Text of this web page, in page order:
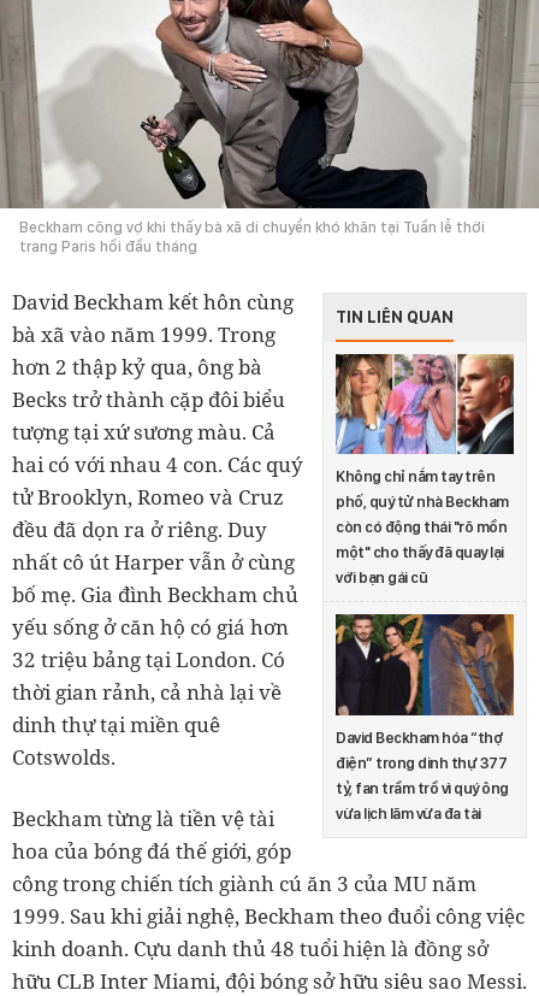
Beckham cõng vợ khi thấy bà xã di chuyển khó khăn tại Tuần lễ thời
trang Paris hồi đầu tháng
TIN LIÊN QUAN
Không chỉ nắm tay trên
phố, quý tử nhà Beckham
còn có động thái "rõ mồn
một" cho thấy đã quay lại
với bạn gái cũ
David Beckham hóa “thợ
điện” trong dinh thự 377
tỷ, fan trầm trồ vì quý ông
vừa lịch lãm vừa đa tài
David Beckham kết hôn cùng
bà xã vào năm 1999. Trong
hơn 2 thập kỷ qua, ông bà
Becks trở thành cặp đôi biểu
tượng tại xứ sương màu. Cả
hai có với nhau 4 con. Các quý
tử Brooklyn, Romeo và Cruz
đều đã dọn ra ở riêng. Duy
nhất cô út Harper vẫn ở cùng
bố mẹ. Gia đình Beckham chủ
yếu sống ở căn hộ có giá hơn
32 triệu bảng tại London. Có
thời gian rảnh, cả nhà lại về
dinh thự tại miền quê
Cotswolds.
Beckham từng là tiền vệ tài
hoa của bóng đá thế giới, góp
công trong chiến tích giành cú ăn 3 của MU năm
1999. Sau khi giải nghệ, Beckham theo đuổi công việc
kinh doanh. Cựu danh thủ 48 tuổi hiện là đồng sở
hữu CLB Inter Miami, đội bóng sở hữu siêu sao Messi.